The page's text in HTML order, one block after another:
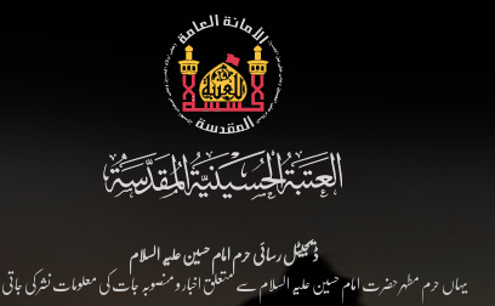
ڈیجیٹل رسائی حرم امام حسین علیہ السلام
یہاں حرم مطہر حضرت امام حسین علیہ السلام سے متعلق اخبار و منصوبہ جات کی معلومات نشر کی